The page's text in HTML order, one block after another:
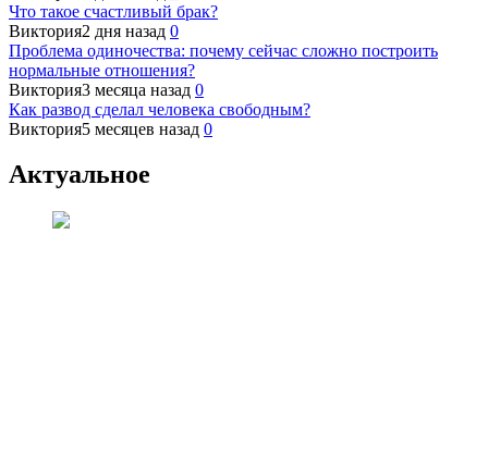
Что такое счастливый брак?
Виктория2 дня назад 0
Проблема одиночества: почему сейчас сложно построить
нормальные отношения?
Виктория3 месяца назад 0
Как развод сделал человека свободным?
Виктория5 месяцев назад 0
Актуальное